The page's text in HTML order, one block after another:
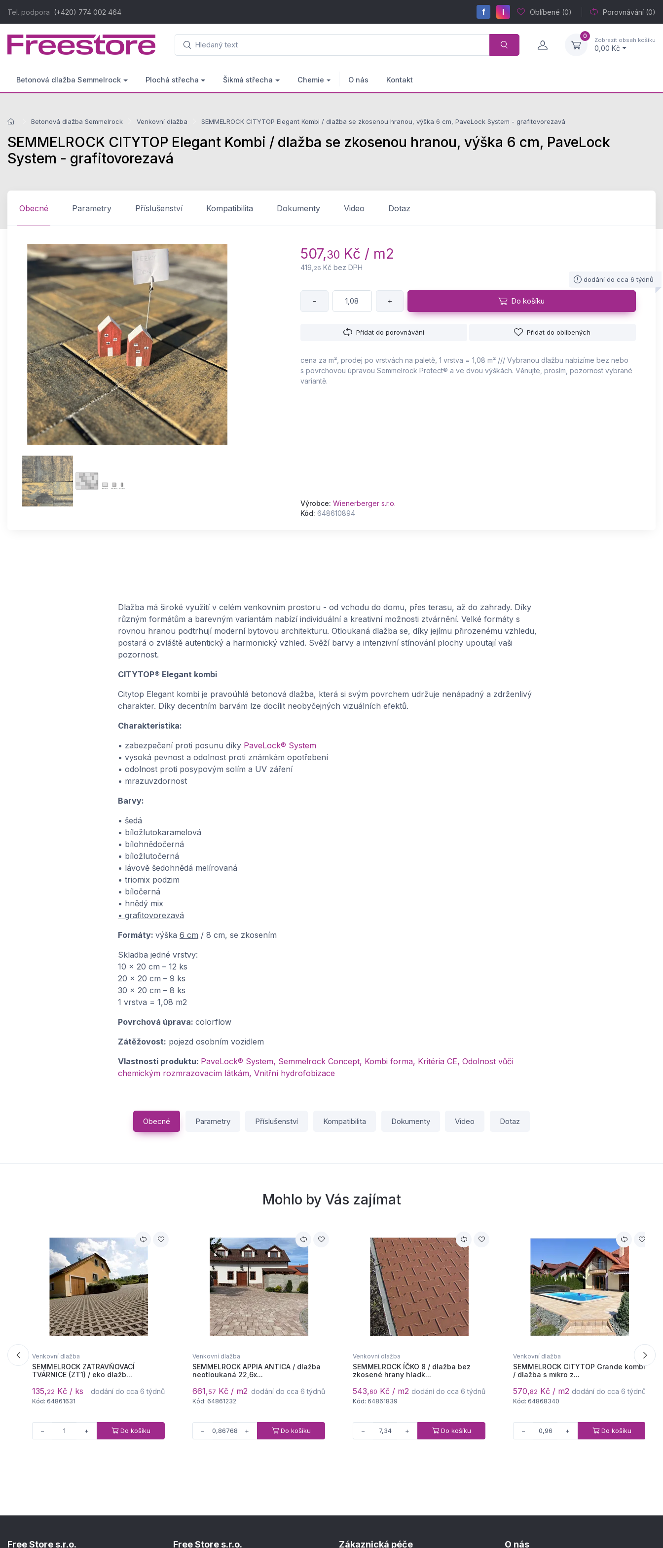
Tel. podpora (+420) 774 002 464 f I Oblíbené (0) Porovnávání (0)
0
Zobrazit obsah košíku
0,00 Kč
Betonová dlažba Semmelrock Plochá střecha Šikmá střecha Chemie O nás Kontakt
Betonová dlažba Semmelrock Venkovní dlažba SEMMELROCK CITYTOP Elegant Kombi / dlažba se zkosenou hranou, výška 6 cm, PaveLock System - grafitovorezavá
SEMMELROCK CITYTOP Elegant Kombi / dlažba se zkosenou hranou, výška 6 cm, PaveLock
System - grafitovorezavá
Obecné Parametry Příslušenství Kompatibilita Dokumenty Video Dotaz
507,30 Kč / m2
419, 26 Kč bez DPH
dodání do cca 6 týdnů
− + Do košíku
Přidat do porovnávání Přidat do oblíbených
cena za m², prodej po vrstvách na paletě, 1 vrstva = 1,08 m² /// Vybranou dlažbu nabízíme bez nebo
s povrchovou úpravou Semmelrock Protect® a ve dvou výškách. Věnujte, prosím, pozornost vybrané
variantě.
Výrobce: Wienerberger s.r.o.
Kód: 648610894
Dlažba má široké využití v celém venkovním prostoru - od vchodu do domu, přes terasu, až do zahrady. Díky
různým formátům a barevným variantám nabízí individuální a kreativní možnosti ztvárnění. Velké formáty s
rovnou hranou podtrhují moderní bytovou architekturu. Otloukaná dlažba se, díky jejímu přirozenému vzhledu,
postará o zvláště autentický a harmonický vzhled. Svěží barvy a intenzivní stínování plochy upoutají vaši
pozornost.
CITYTOP® Elegant kombi
Citytop Elegant kombi je pravoúhlá betonová dlažba, která si svým povrchem udržuje nenápadný a zdrženlivý
charakter. Díky decentním barvám lze docílit neobyčejných vizuálních efektů.
Charakteristika:
• zabezpečení proti posunu díky PaveLock® System
• vysoká pevnost a odolnost proti známkám opotřebení
• odolnost proti posypovým solím a UV záření
• mrazuvzdornost
Barvy:
• šedá
• bíložlutokaramelová
• bílohnědočerná
• bíložlutočerná
• lávově šedohnědá melírovaná
• triomix podzim
• bíločerná
• hnědý mix
• grafitovorezavá
Formáty: výška 6 cm / 8 cm, se zkosením
Skladba jedné vrstvy:
10 x 20 cm – 12 ks
20 x 20 cm – 9 ks
30 x 20 cm – 8 ks
1 vrstva = 1,08 m2
Povrchová úprava: colorflow
Zátěžovost: pojezd osobním vozidlem
Vlastnosti produktu: PaveLock® System, Semmelrock Concept, Kombi forma, Kritéria CE, Odolnost vůči
chemickým rozmrazovacím látkám, Vnitřní hydrofobizace
Obecné Parametry Příslušenství Kompatibilita Dokumenty Video Dotaz
Mohlo by Vás zajímat
Venkovní dlažba
SEMMELROCK ZATRAVŇOVACÍ
TVÁRNICE (ZT1) / eko dlažb...
135,22 Kč / ks dodání do cca 6 týdnů
Kód: 64861631
− + Do košíku
Venkovní dlažba
SEMMELROCK APPIA ANTICA / dlažba
neotloukaná 22,6x...
661,57 Kč / m2 dodání do cca 6 týdnů
Kód: 64861232
− + Do košíku
Venkovní dlažba
SEMMELROCK ÍČKO 8 / dlažba bez
zkosené hrany hladk...
543,60 Kč / m2 dodání do cca 6 týdnů
Kód: 64861839
− + Do košíku
Venkovní dlažba
SEMMELROCK CITYTOP Grande kombi
/ dlažba s mikro z...
570,82 Kč / m2 dodání do cca 6 týdnů
Kód: 64868340
− + Do košíku
Free Store s.r.o. Free Store s.r.o. Zákaznická péče O nás